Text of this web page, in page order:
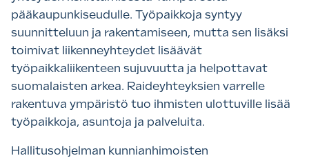
pääkaupunkiseudulle. Työpaikkoja syntyy
suunnitteluun ja rakentamiseen, mutta sen lisäksi
toimivat liikenneyhteydet lisäävät
työpaikkaliikenteen sujuvuutta ja helpottavat
suomalaisten arkea. Raideyhteyksien varrelle
rakentuva ympäristö tuo ihmisten ulottuville lisää
työpaikkoja, asuntoja ja palveluita.
Hallitusohjelman kunnianhimoisten